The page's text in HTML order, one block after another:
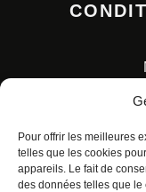
Pour offrir les meilleures
telles que les cookies
appareils. Le fait de
des données telles que
Charte pour la